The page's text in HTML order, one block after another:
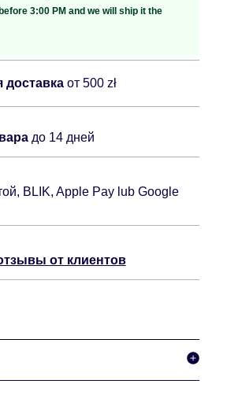
3:00 PM and we will ship it the
доставка от 500 zł
до 14 дней
BLIK, Apple Pay lub Google
от клиентов